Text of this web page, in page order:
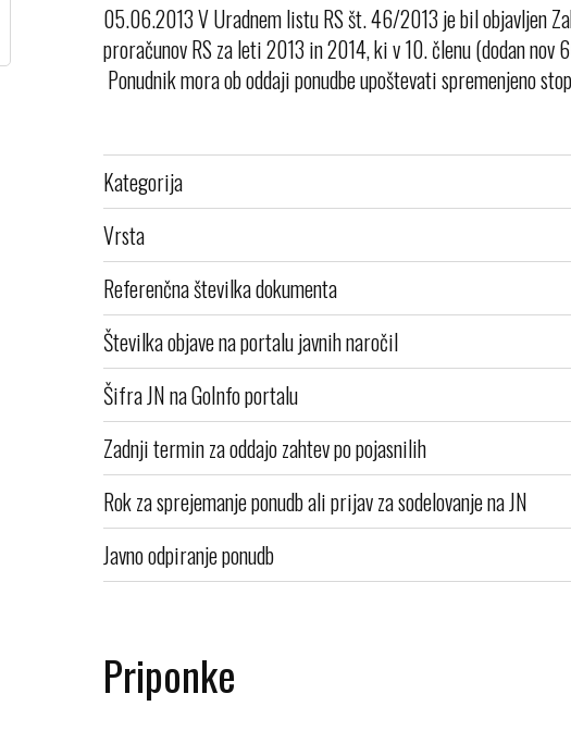
05.06.2013 V Uradnem listu RS št. 46/2013 je bil objavljen
proračunov RS za leti 2013 in 2014, ki v 10. členu (dodan nov
Ponudnik mora ob oddaji ponudbe upoštevati spremenjeno
Kategorija
Vrsta
Referenčna številka dokumenta
Številka objave na portalu javnih naročil
Šifra JN na GoInfo portalu
Zadnji termin za oddajo zahtev po pojasnilih
Rok za sprejemanje ponudb ali prijav za sodelovanje na JN
Javno odpiranje ponudb
Priponke